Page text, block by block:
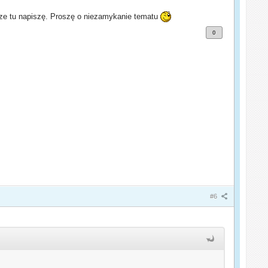
tu napiszę. Proszę o niezamykanie tematu
0
#6